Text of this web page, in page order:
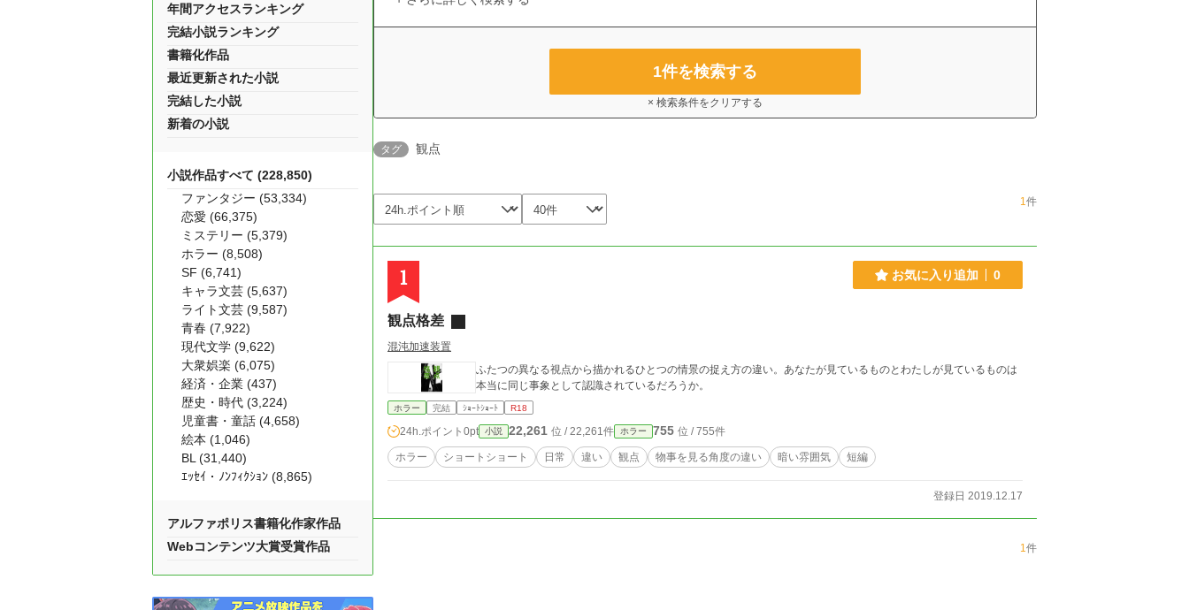
1件を検索する
× 検索条件をクリアする
タグ 観点
1件
1 お気に入り追加 0
観点格差
混沌加速装置
ふたつの異なる視点から描かれるひとつの情景の捉え方の違い。あなたが見ているものとわたしが見ているものは
本当に同じ事象として認識されているだろうか。
ホラー 完結 ｼｮｰﾄｼｮｰﾄ R18
24h.ポイント 0pt 小説 22,261 位 / 22,261件 ホラー 755 位 / 755件
ホラー ショートショート 日常 違い 観点 物事を見る角度の違い 暗い雰囲気 短編
登録日 2019.12.17
1件
年間アクセスランキング
完結小説ランキング
書籍化作品
最近更新された小説
完結した小説
新着の小説
小説作品すべて (228,850)
ファンタジー (53,334)
恋愛 (66,375)
ミステリー (5,379)
ホラー (8,508)
SF (6,741)
キャラ文芸 (5,637)
ライト文芸 (9,587)
青春 (7,922)
現代文学 (9,622)
大衆娯楽 (6,075)
経済・企業 (437)
歴史・時代 (3,224)
児童書・童話 (4,658)
絵本 (1,046)
BL (31,440)
ｴｯｾｲ・ﾉﾝﾌｨｸｼｮﾝ (8,865)
アルファポリス書籍化作家作品
Webコンテンツ大賞受賞作品